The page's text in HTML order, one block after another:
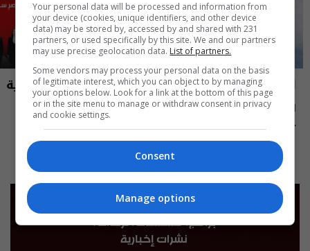
العراق في دقيقة
العراق في دقيقة 07-08-2026 | 2026
13:00 | 2026-08-07
نشرة أخبار السومرية
نشرة ٧ آب ٢٠٢٦ | 2026
12:45 | 2026-08-07
Your personal data will be processed and information from
your device (cookies, unique identifiers, and other device
data) may be stored by, accessed by and shared with 231
partners, or used specifically by this site. We and our partners
may use precise geolocation data. List of partners.
Some vendors may process your personal data on the basis
of legitimate interest, which you can object to by managing
your options below. Look for a link at the bottom of this page
or in the site menu to manage or withdraw consent in privacy
and cookie settings.
Consent
Manage options